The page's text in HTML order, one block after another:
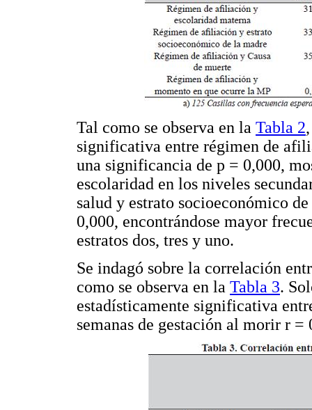
Tal como se observa en la Tabla 2
significativa entre régimen de
una significancia de p = 0,000,
escolaridad en los niveles
salud y estrato socioeconómico
0,000, encontrándose mayor
estratos dos, tres y uno.
Se indagó sobre la correlación
como se observa en la Tabla 3.
estadísticamente significativa
semanas de gestación al morir r =